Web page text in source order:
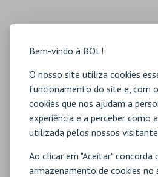
Bem-vindo à BOL!
O nosso site utiliza cookies
funcionamento do site e, com
cookies que nos ajudam a
experiência e a perceber como
utilizada pelos nossos
Ao clicar em "Aceitar" concorda
armazenamento de cookies no